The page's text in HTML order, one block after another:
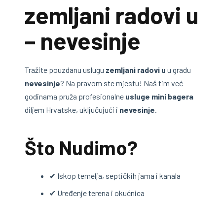
zemljani radovi u
– nevesinje
Tražite pouzdanu uslugu zemljani radovi u u gradu
nevesinje? Na pravom ste mjestu! Naš tim već
godinama pruža profesionalne usluge mini bagera
diljem Hrvatske, uključujući i nevesinje.
Što Nudimo?
✔ Iskop temelja, septičkih jama i kanala
✔ Uređenje terena i okućnica